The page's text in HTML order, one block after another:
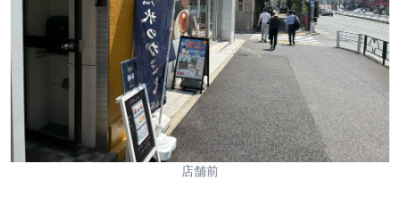
店舗前